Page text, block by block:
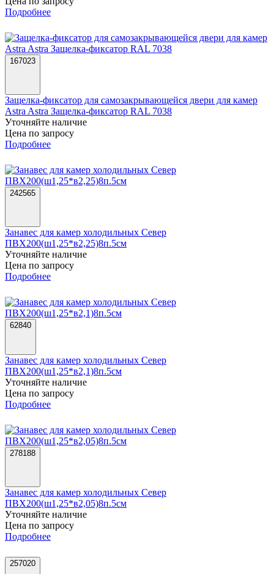
Подробнее
167023
Защелка-фиксатор для самозакрывающейся двери для камер
Astra Astra Защелка-фиксатор RAL 7038
Уточняйте наличие
Цена по запросу
Подробнее
242565
Занавес для камер холодильных Север
ПВХ200(ш1,25*в2,25)8п.5см
Уточняйте наличие
Цена по запросу
Подробнее
62840
Занавес для камер холодильных Север
ПВХ200(ш1,25*в2,1)8п.5см
Уточняйте наличие
Цена по запросу
Подробнее
278188
Занавес для камер холодильных Север
ПВХ200(ш1,25*в2,05)8п.5см
Уточняйте наличие
Цена по запросу
Подробнее
257020